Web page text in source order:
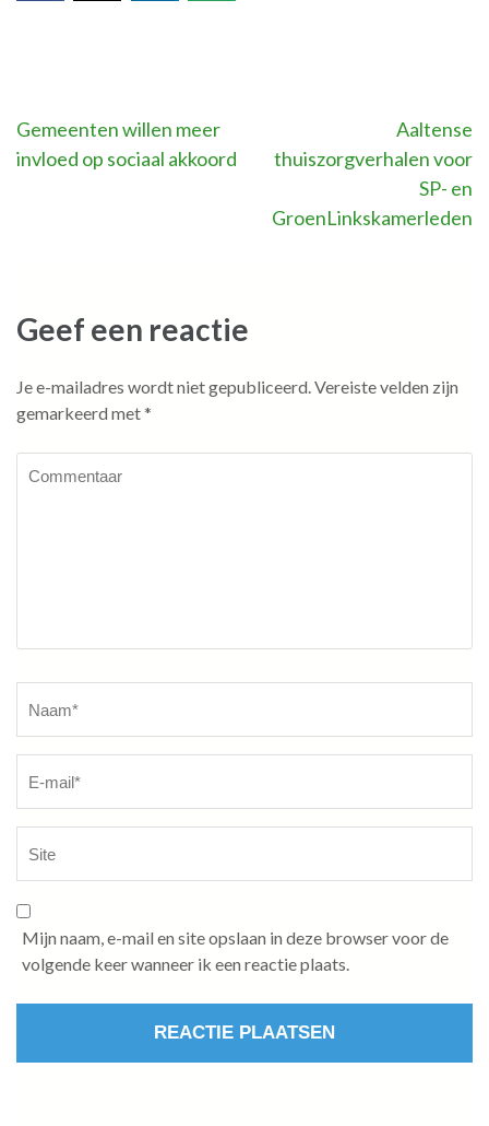
Bericht
navigatie
Gemeenten willen meer
invloed op sociaal akkoord
Aaltense
thuiszorgverhalen voor
SP- en
GroenLinkskamerleden
Geef een reactie
Je e-mailadres wordt niet gepubliceerd.Vereiste velden zijn
gemarkeerd met*
Mijn naam, e-mail en site opslaan in deze browser voor de
volgende keer wanneer ik een reactie plaats.